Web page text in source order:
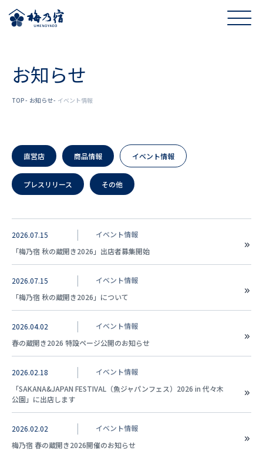
お知らせ
TOP お知らせ イベント情報
直営店 商品情報 イベント情報
プレスリリース その他
2026.07.15
イベント情報
「梅乃宿 秋の蔵開き2026」出店者募集開始
2026.07.15
イベント情報
「梅乃宿 秋の蔵開き2026」について
2026.04.02
イベント情報
春の蔵開き2026 特設ページ公開のお知らせ
2026.02.18
イベント情報
「SAKANA&JAPAN FESTIVAL（魚ジャパンフェス）2026 in 代々木
公園」に出店します
2026.02.02
イベント情報
梅乃宿 春の蔵開き2026開催のお知らせ